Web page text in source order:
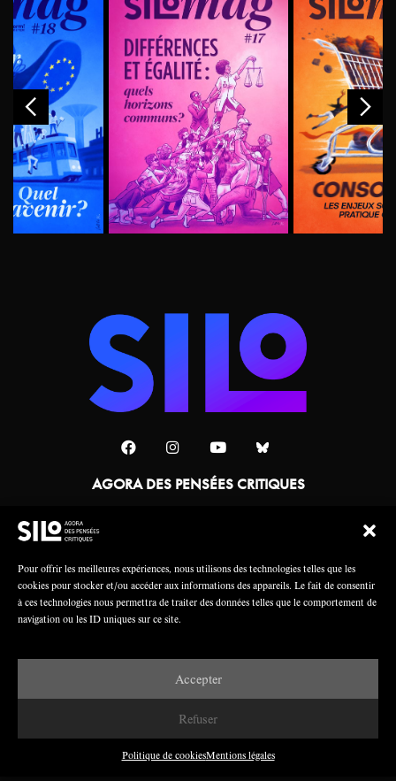
Pour offrir les meilleures expériences, nous utilisons des technologies telles que les
cookies pour stocker et/ou accéder aux informations des appareils. Le fait de consentir
à ces technologies nous permettra de traiter des données telles que le comportement de
navigation ou les ID uniques sur ce site.
Accepter
Refuser
Politique de cookiesMentions légales
AGORA DES PENSÉES CRITIQUES